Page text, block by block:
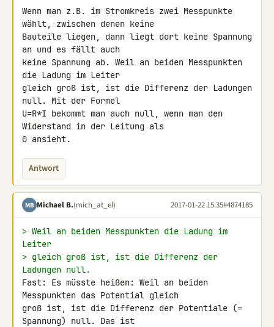
Wenn man z.B. im Stromkreis zwei Messpunkte
wählt, zwischen denen keine
Bauteile liegen, dann liegt dort keine Spannung
an und es fällt auch
keine Spannung ab. Weil an beiden Messpunkten
die Ladung im Leiter
gleich groß ist, ist die Differenz der Ladungen
null. Mit der Formel
U=R*I bekommt man auch null, wenn man den
Widerstand in der Leitung als
0 ansieht.
Antwort
MB Michael B.(mich_at_el) 2017-01-22 15:35#4874185
> Weil an beiden Messpunkten die Ladung im
Leiter
> gleich groß ist, ist die Differenz der
Ladungen null.
Fast: Es müsste heißen: Weil an beiden
Messpunkten das Potential gleich
groß ist, ist die Differenz der Potentiale (=
Spannung) null. Das ist